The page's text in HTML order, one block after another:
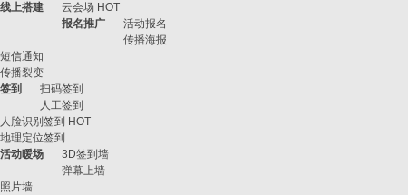
线上搭建
云会场 HOT
报名推广
活动报名
传播海报
短信通知
传播裂变
签到
扫码签到
人工签到
人脸识别签到 HOT
地理定位签到
活动暖场
3D签到墙
弹幕上墙
照片墙